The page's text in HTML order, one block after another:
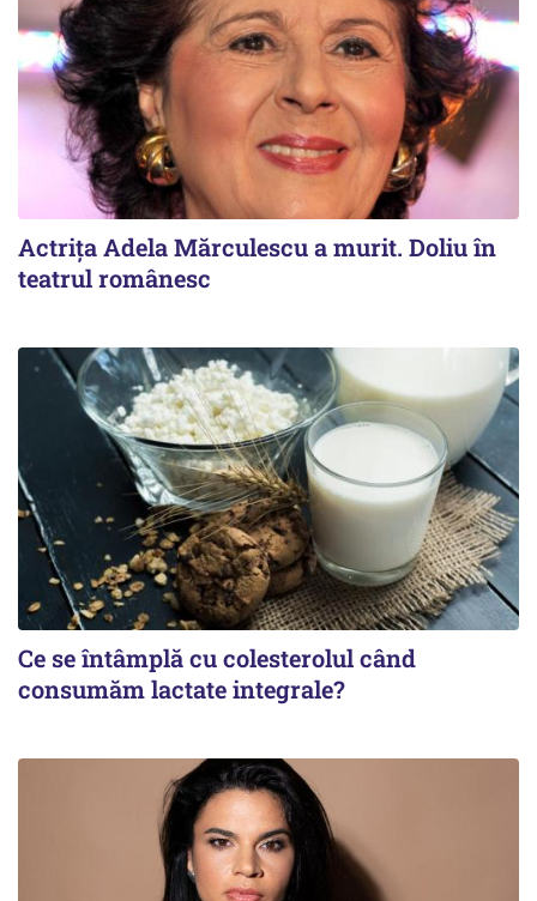
Actrița Adela Mărculescu a murit. Doliu în
teatrul românesc
Ce se întâmplă cu colesterolul când
consumăm lactate integrale?